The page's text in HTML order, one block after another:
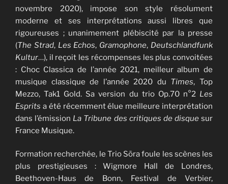
novembre 2020), impose son style résolument
moderne et ses interprétations aussi libres que
rigoureuses ; unanimement plébiscité par la presse
(The Strad, Les Echos, Gramophone, Deutschlandfunk
Kultur…), il reçoit les récompenses les plus convoitées
: Choc Classica de l’année 2021, meilleur album de
musique classique de l’année 2020 du Times, Top
Mezzo, Tak1 Gold. Sa version du trio Op.70 n°2 Les
Esprits a été récemment élue meilleure interprétation
dans l’émission La Tribune des critiques de disquesur
France Musique.
Formation recherchée, le Trio Sōra foule les scènes les
plus prestigieuses : Wigmore Hall de Londres,
Beethoven-Haus de Bonn, Festival de Verbier,